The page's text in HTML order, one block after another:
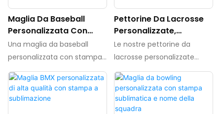
completamente
personalizzabili, il che le
rende perfette per le
squadre che desiderano
mostrare il loro stile unico in
campo
Maglia Da Baseball
Personalizzata Con
Stampa Sublimatica
Una maglia da baseball
personalizzata con stampa
sublimatica è una maglia da
baseball personalizzata
creata tramite il processo di
Pettorine Da Lacrosse
Personalizzate,
Pettorine Da Lacrosse
Reversibili Di Alta
Le nostre pettorine da
lacrosse personalizzate
rappresentano il perfetto
connubio tra stile, comfort e
prestazioni. Progettate
pensando alle esigenze dei